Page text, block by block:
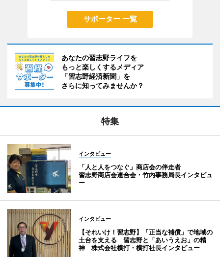
サポーター 一覧
あなたの習志野ライフを
もっと楽しくするメディア
「習志野経済新聞」を
さらに知ってみませんか？
特集
インタビュー
「人と人をつなぐ」商店会の伴走者
習志野商店会連合会・竹内事務局長インタビュ
ー
インタビュー
【それいけ！習志野】「正当な補償」で地域の
土台を支える 習志野と「あいうえお」の精
神 株式会社横打・横打社長インタビュー